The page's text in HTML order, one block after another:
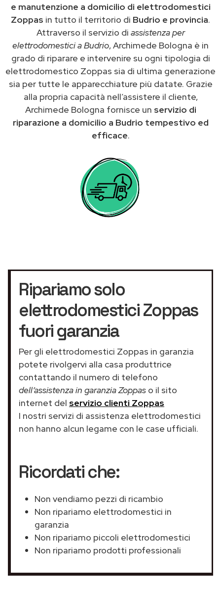
e manutenzione a domicilio di elettrodomestici
Zoppas in tutto il territorio di Budrio e provincia.
Attraverso il servizio di assistenza per
elettrodomestici a Budrio, Archimede Bologna è in
grado di riparare e intervenire su ogni tipologia di
elettrodomestico Zoppas sia di ultima generazione
sia per tutte le apparecchiature più datate. Grazie
alla propria capacità nell’assistere il cliente,
Archimede Bologna fornisce un servizio di
riparazione a domicilio a Budrio tempestivo ed
efficace.
Ripariamo solo
elettrodomestici Zoppas
fuori garanzia
Per gli elettrodomestici Zoppas in garanzia
potete rivolgervi alla casa produttrice
contattando il numero di telefono
dell’assistenza in garanzia Zoppas o il sito
internet del servizio clienti Zoppas
I nostri servizi di assistenza elettrodomestici
non hanno alcun legame con le case ufficiali.
Ricordati che:
Non vendiamo pezzi di ricambio
Non ripariamo elettrodomestici in
garanzia
Non ripariamo piccoli elettrodomestici
Non ripariamo prodotti professionali